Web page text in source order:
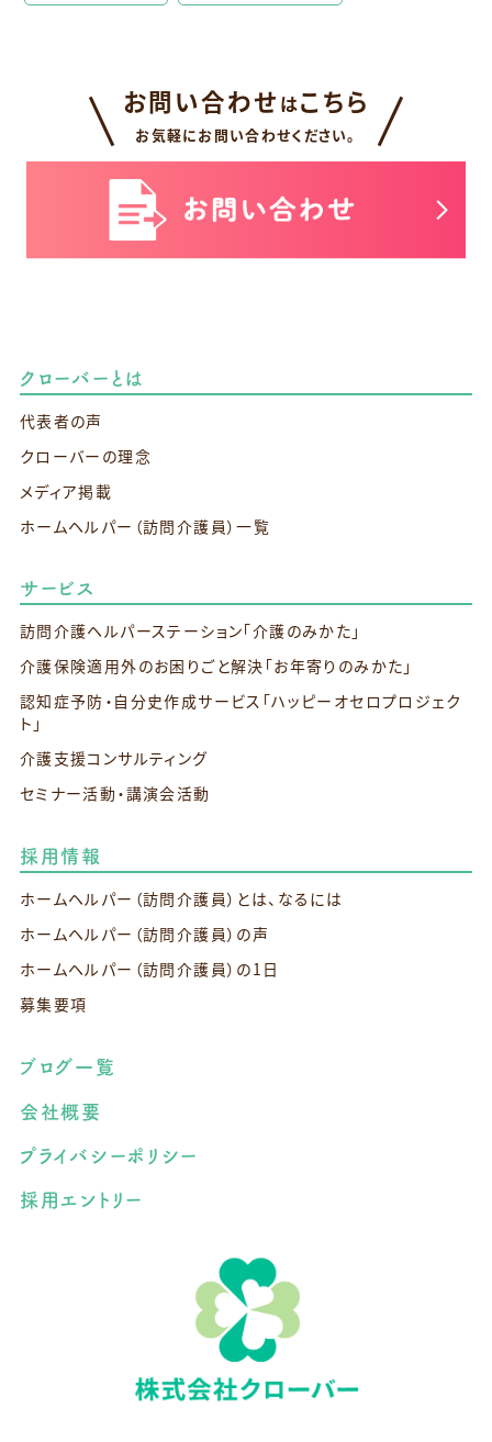
お問い合わせ はこちら
お気軽にお問い合わせください。
クローバーとは
代表者の声
クローバーの理念
メディア掲載
ホームヘルパー（訪問介護員）一覧
サービス
訪問介護ヘルパーステーション「介護のみかた」
介護保険適用外のお困りごと解決 「お年寄りのみかた」
認知症予防・自分史作成サービス 「ハッピーオセロプロジェク
ト」
介護支援コンサルティング
セミナー活動・講演会活動
採用情報
ホームヘルパー（訪問介護員）とは、なるには
ホームヘルパー（訪問介護員）の声
ホームヘルパー（訪問介護員）の1日
募集要項
ブログ一覧
会社概要
プライバシーポリシー
採用エントリー